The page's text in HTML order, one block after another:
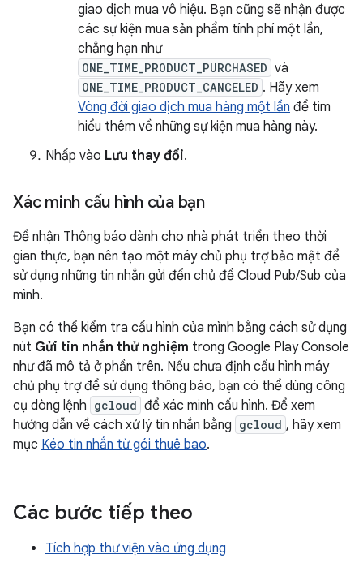
giao dịch mua vô hiệu. Bạn cũng sẽ nhận được
các sự kiện mua sản phẩm tính phí một lần,
chẳng hạn như
ONE_TIME_PRODUCT_PURCHASED và
ONE_TIME_PRODUCT_CANCELED . Hãy xem
Vòng đời giao dịch mua hàng một lần để tìm
hiểu thêm về những sự kiện mua hàng này.
Nhấp vào Lưu thay đổi.
Xác minh cấu hình của bạn
Để nhận Thông báo dành cho nhà phát triển theo thời
gian thực, bạn nên tạo một máy chủ phụ trợ bảo mật để
sử dụng những tin nhắn gửi đến chủ đề Cloud Pub/Sub của
mình.
Bạn có thể kiểm tra cấu hình của mình bằng cách sử dụng
nút Gửi tin nhắn thử nghiệm trong Google Play Console
như đã mô tả ở phần trên. Nếu chưa định cấu hình máy
chủ phụ trợ để sử dụng thông báo, bạn có thể dùng công
cụ dòng lệnh gcloud để xác minh cấu hình. Để xem
hướng dẫn về cách xử lý tin nhắn bằng gcloud , hãy xem
mục Kéo tin nhắn từ gói thuê bao.
Các bước tiếp theo
Tích hợp thư viện vào ứng dụng